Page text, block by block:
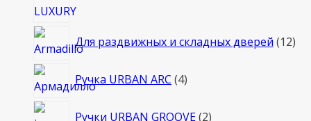
Для раздвижных и складных дверей 1212
Ручка URBAN ARC 44
Ручки URBAN GROOVE 22